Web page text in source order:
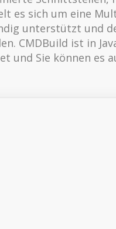
es sich um eine
unterstützt und
CMDBuild ist in
und Sie können es